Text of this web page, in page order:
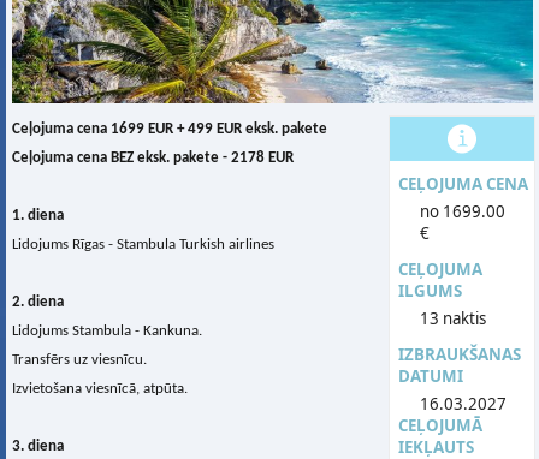
CEĻOJUMA CENA
no 1699.00
€
CEĻOJUMA
ILGUMS
13 naktis
IZBRAUKŠANAS
DATUMI
16.03.2027
CEĻOJUMĀ
IEKĻAUTS
Ceļojuma cena 1699 EUR + 499 EUR eksk. pakete
Ceļojuma cena BEZ eksk. pakete - 2178 EUR
1. diena
Lidojums Rīgas - Stambula Turkish airlines
2. diena
Lidojums Stambula - Kankuna.
Transfērs uz viesnīcu.
Izvietošana viesnīcā, atpūta.
3. diena